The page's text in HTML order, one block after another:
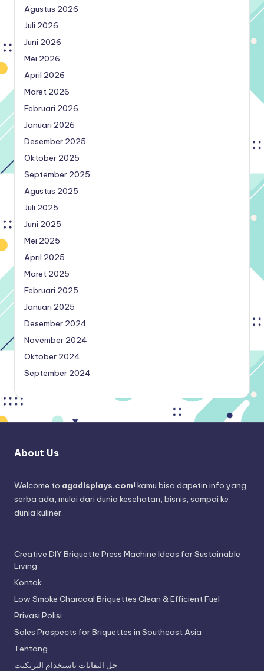
Agustus 2026
Juli 2026
Juni 2026
Mei 2026
April 2026
Maret 2026
Februari 2026
Januari 2026
Desember 2025
Oktober 2025
September 2025
Agustus 2025
Juli 2025
Juni 2025
Mei 2025
April 2025
Maret 2025
Februari 2025
Januari 2025
Desember 2024
November 2024
Oktober 2024
September 2024
About Us
Welcome to agadisplays.com! kamu bisa dapetin info yang
serba ada, mulai dari dunia kesehatan, bisnis, sampai ke
dunia kuliner.
Creative DIY Briquette Press Machine Ideas for Sustainable
Living
Kontak
Low Smoke Charcoal Briquettes Clean & Efficient Fuel
Privasi Polisi
Sales Prospects for Briquettes in Southeast Asia
Tentang
حل النفايات باستخدام البريكيت